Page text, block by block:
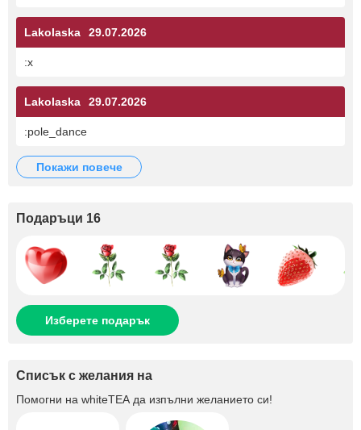
Lakolaska 29.07.2026
:x
Lakolaska 29.07.2026
:pole_dance
покажи повече
Подаръци 16
Изберете подарък
Списък с желания на
Помогни на whiteTEA да изпълни желанието си!